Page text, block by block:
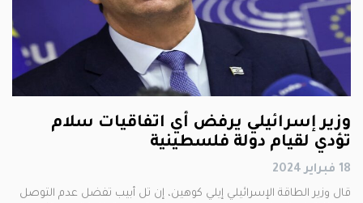
وزير إسرائيلي يرفض أي اتفاقيات سلام
تؤدي لقيام دولة فلسطينية
18 فبراير 2024
قال وزير الطاقة الإسرائيلي إيلي كوهين، إن تل أبيب تفضل عدم التوصل